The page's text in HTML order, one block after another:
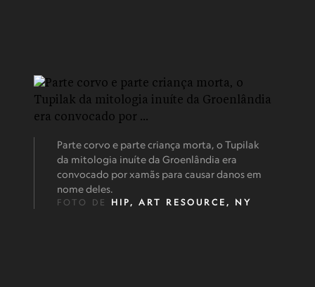
Parte corvo e parte criança morta, o Tupilak
da mitologia inuíte da Groenlândia era
convocado por xamãs para causar danos em
nome deles.
FOTO DE HIP, ART RESOURCE, NY